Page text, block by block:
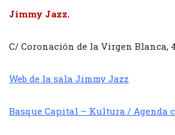
Jimmy Jazz.
C/ Coronación de la Virgen Blanca,
Web de la sala Jimmy Jazz
Basque Capital – Kultura / Agenda